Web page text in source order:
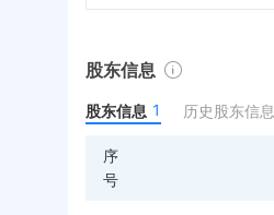
股东信息
股东信息 1 历史股东信息
序
号